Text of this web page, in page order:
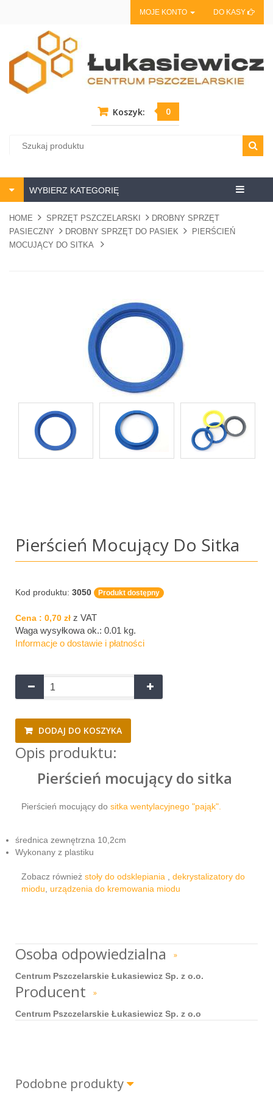
MOJE KONTO DO KASY
Koszyk: 0
Centrum
WYBIERZ KATEGORIĘ
HOME SPRZĘT PSZCZELARSKI
DROBNY SPRZĘT
PASIECZNY
DROBNY SPRZĘT DO PASIEK
PIERŚCIEŃ
MOCUJĄCY DO SITKA
Pierścień Mocujący Do Sitka
Kod produktu: 3050 Produkt dostępny
Cena : 0,70 zł z VAT
Waga wysyłkowa ok.: 0.01 kg.
Informacje o dostawie i płatności
DODAJ DO KOSZYKA
Opis produktu:
Pierścień mocujący do sitka
Pierścień mocujący do sitka wentylacyjnego "pająk".
średnica zewnętrzna 10,2cm
Wykonany z plastiku
Zobacz również stoły do odsklepiania
dekrystalizatory do
miodu
urządzenia do kremowania miodu
Osoba odpowiedzialna »
Centrum Pszczelarskie Łukasiewicz Sp. z o.o.
Producent »
Centrum Pszczelarskie Łukasiewicz Sp. z o.o
Podobne produkty